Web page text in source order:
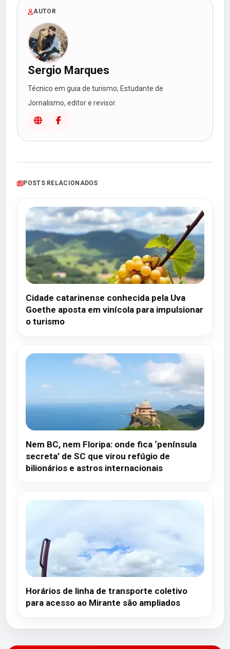
AUTOR
Sergio Marques
Técnico em guia de turismo; Estudante de
Jornalismo, editor e revisor.
POSTS RELACIONADOS
Cidade catarinense conhecida pela Uva
Goethe aposta em vinícola para impulsionar
o turismo
Nem BC, nem Floripa: onde fica ‘península
secreta’ de SC que virou refúgio de
bilionários e astros internacionais
Horários de linha de transporte coletivo
para acesso ao Mirante são ampliados